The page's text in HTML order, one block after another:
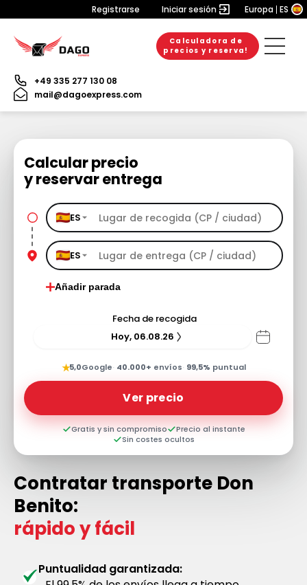
Registrarse Iniciar sesión Europa ES
Calculadora de
precios y reserva!
+49 335 277 130 08
mail@dagoexpress.com
Calcular precio
y reservar entrega
ES
ES
Añadir parada
Fecha de recogida
Hoy, 06.08.26
★5,0Google· 40.000+ envíos· 99,5% puntual
Ver precio
Gratis y sin compromiso
Precio al instante
Sin costes ocultos
Contratar transporte Don
Benito:
rápido y fácil
Puntualidad garantizada: